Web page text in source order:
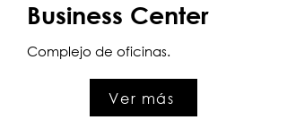
Business Center
Complejo de oficinas.
Ver más